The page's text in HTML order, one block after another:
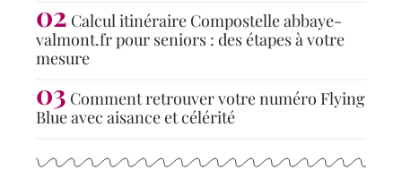
Calcul itinéraire Compostelle abbaye-
valmont.fr pour seniors : des étapes à votre
mesure
Comment retrouver votre numéro Flying
Blue avec aisance et célérité